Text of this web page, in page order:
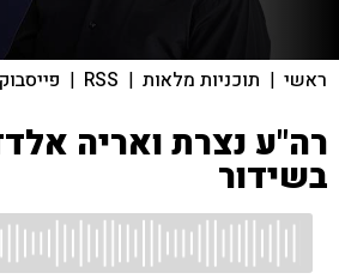
ראשי | תוכניות מלאות |
RSS
| פייסבוק
רה"ע נצרת ואריה
בשידור